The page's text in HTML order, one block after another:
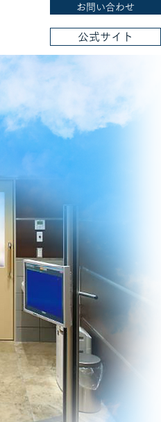
お問い合わせ
公式サイト